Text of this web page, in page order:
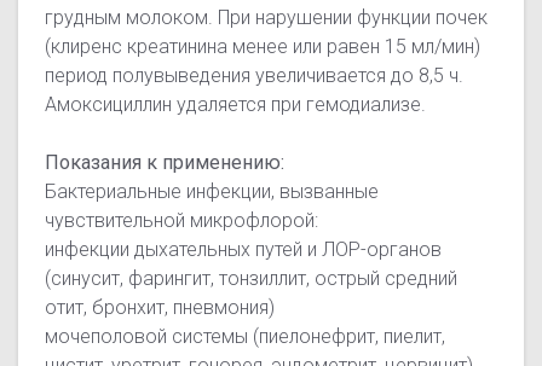
грудным молоком. При нарушении функции почек
(клиренс креатинина менее или равен 15 мл/мин)
период полувыведения увеличивается до 8,5 ч.
Амоксициллин удаляется при гемодиализе.
Показания к применению:
Бактериальные инфекции, вызванные
чувствительной микрофлорой:
инфекции дыхательных путей и ЛОР-органов
(синусит, фарингит, тонзиллит, острый средний
отит, бронхит, пневмония)
мочеполовой системы (пиелонефрит, пиелит,